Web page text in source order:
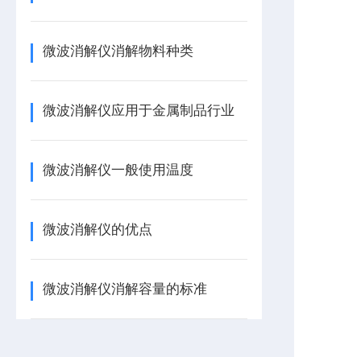
微波消解仪消解物料种类
微波消解仪应用于金属制品行业
微波消解仪一般使用温度
微波消解仪的优点
微波消解仪消解容量的标准